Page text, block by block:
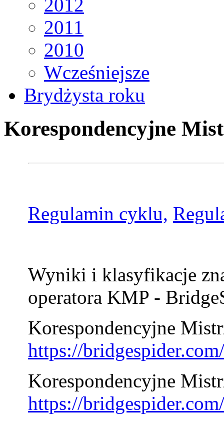
2012
2011
2010
Wcześniejsze
Brydżysta roku
Korespondencyjne
Regulamin cyklu,
Wyniki i klasyfikacje
operatora KMP -
Korespondencyjne
https://
Korespondencyjne
https://